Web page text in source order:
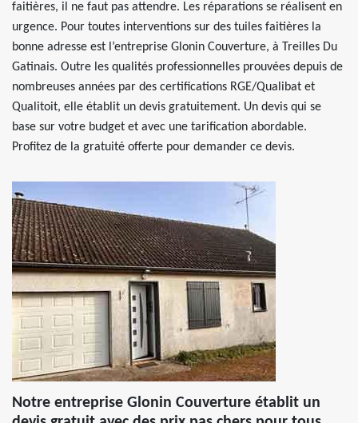
faitières, il ne faut pas attendre. Les réparations se réalisent en
urgence. Pour toutes interventions sur des tuiles faitières la
bonne adresse est l’entreprise Glonin Couverture, à Treilles Du
Gatinais. Outre les qualités professionnelles prouvées depuis de
nombreuses années par des certifications RGE/Qualibat et
Qualitoit, elle établit un devis gratuitement. Un devis qui se
base sur votre budget et avec une tarification abordable.
Profitez de la gratuité offerte pour demander ce devis.
Notre entreprise Glonin Couverture établit un